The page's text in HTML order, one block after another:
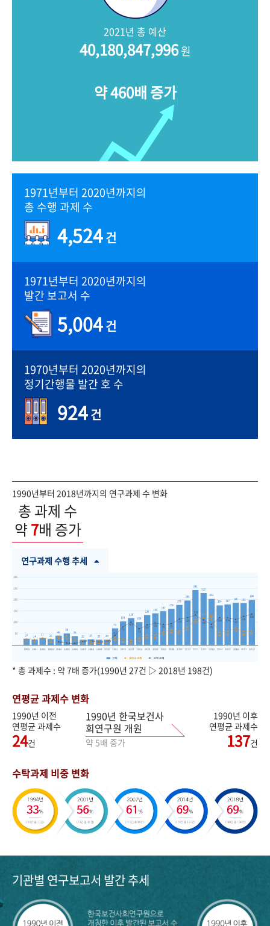
2021년 총 예산
40,180,847,996원
약 460배 증가
1971년부터 2020년까지의
총 수행 과제 수
4,524건
1971년부터 2020년까지의
발간 보고서 수
5,004건
1970년부터 2020년까지의
정기간행물 발간 호 수
924건
1990년부터 2018년까지의 연구과제 수 변화
총 과제 수
약7배 증가
연구과제 수행 추세
* 총 과제수 : 약 7배 증가(1990년 27건 ▷ 2018년 198건)
연평균 과제수 변화
1990년 이전
연평균 과제수
24건
1990년 한국보건사
회연구원 개원
약 5배 증가
1990년 이후
연평균 과제수
137건
수탁과제 비중 변화
기관별 연구보고서 발간 추세